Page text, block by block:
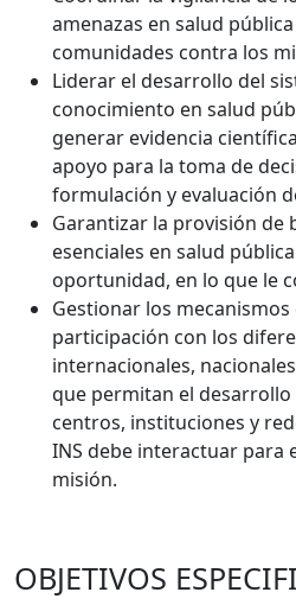
amenazas en salud
comunidades contra los
Liderar el desarrollo del
conocimiento en salud
generar evidencia
apoyo para la toma de
formulación y evaluación
Garantizar la provisión de
esenciales en salud
oportunidad, en lo que le
Gestionar los
participación con los
internacionales,
que permitan el desarrollo
centros, instituciones y
INS debe interactuar para
misión.
OBJETIVOS